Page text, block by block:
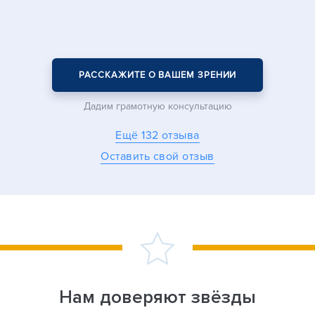
РАССКАЖИТЕ О ВАШЕМ ЗРЕНИИ
Дадим грамотную консультацию
Ещё 132 отзыва
Оставить свой отзыв
Нам доверяют звёзды